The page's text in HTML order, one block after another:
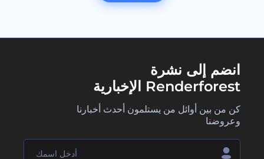
انضم إلى نشرة
Renderforest الإخبارية
كن من بين أوائل من يستلمون أحدث أخبارنا
وعروضنا